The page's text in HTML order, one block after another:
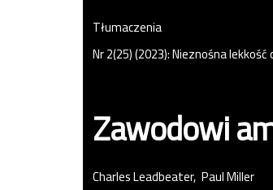
Tłumaczenia
Nr 2(25) (2023): Nieznośna
Zawodowi
Charles Leadbeater Paul Miller